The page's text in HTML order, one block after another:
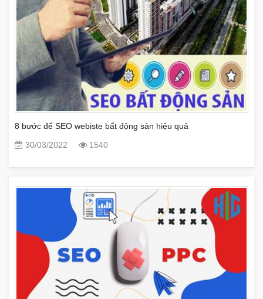
8 bước để SEO webiste bất động sản hiệu quả
30/03/2022
1540